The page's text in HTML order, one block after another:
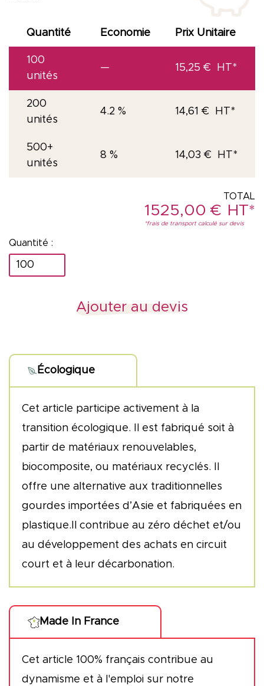
Quantité Economie Prix Unitaire
100
unités
— 15,25 €
200
unités
4.2 % 14,61 €
500+
unités
8 % 14,03 €
1525,00€
quantité
Ajouter au devis
Écologique
Cet article participe activement à la
transition écologique. Il est fabriqué soit à
partir de matériaux renouvelables,
biocomposite, ou matériaux recyclés. Il
offre une alternative aux traditionnelles
gourdes importées d’Asie et fabriquées en
plastique.Il contribue au zéro déchet et/ou
au développement des achats en circuit
court et à leur décarbonation.
Made In France
Cet article 100% français contribue au
dynamisme et à l'emploi sur notre